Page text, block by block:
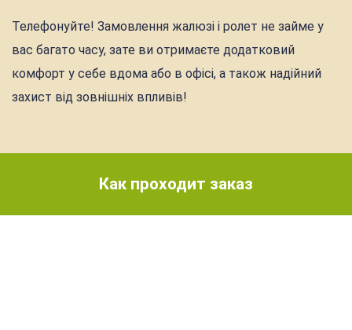
Телефонуйте! Замовлення жалюзі і ролет не займе у
вас багато часу, зате ви отримаєте додатковий
комфорт у себе вдома або в офісі, а також надійний
захист від зовнішніх впливів!
Как проходит заказ